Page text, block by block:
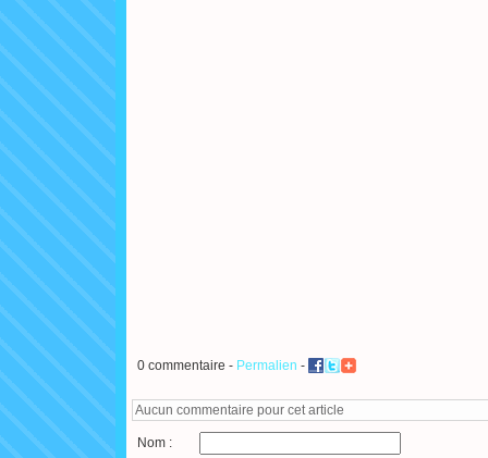
0 commentaire - Permalien -
Aucun commentaire pour cet article
Nom :